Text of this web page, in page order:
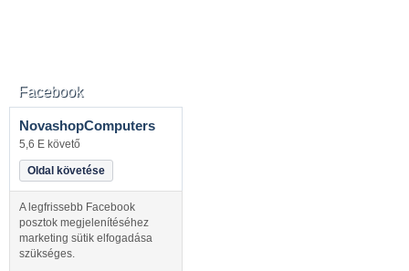
Facebook
NovashopComputers
5,6 E követő
Oldal követése
A legfrissebb Facebook
posztok megjelenítéséhez
marketing sütik elfogadása
szükséges.